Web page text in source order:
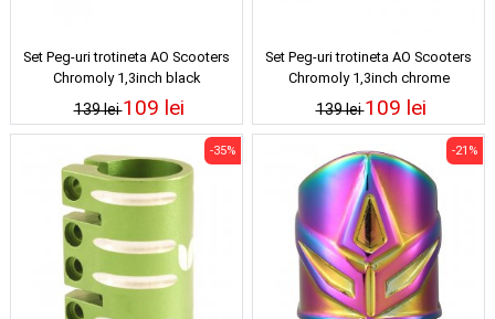
Set Peg-uri trotineta AO Scooters
Chromoly 1,3inch black
139 lei109 lei
Set Peg-uri trotineta AO Scooters
Chromoly 1,3inch chrome
139 lei109 lei
-35% -21%